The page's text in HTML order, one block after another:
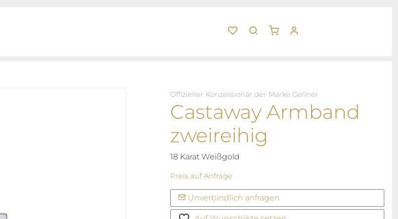
Offizieller Konzessionär der Marke Gellner
Castaway Armband
zweireihig
18 Karat Weißgold
Preis auf Anfrage
Unverbindlich anfragen